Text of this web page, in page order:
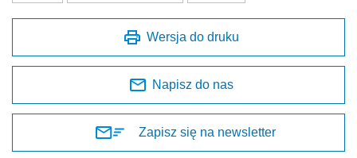
Wersja do druku
Napisz do nas
Zapisz się na newsletter